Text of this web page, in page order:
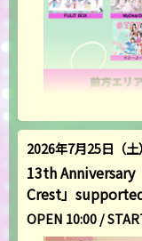
2026年7月25日（土）
13th
Crest」
OPEN 10:00 /